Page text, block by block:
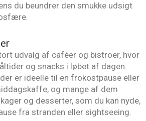
du beundrer den smukke udsigt
udvalg af caféer og bistroer, hvor
og snacks i løbet af dagen.
er ideelle til en frokostpause eller
og mange af dem
og desserter, som du kan nyde,
fra stranden eller sightseeing.